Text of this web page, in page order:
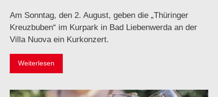
Am Sonntag, den 2. August, geben die „Thüringer
Kreuzbuben“ im Kurpark in Bad Liebenwerda an der
Villa Nuova ein Kurkonzert.
Weiterlesen